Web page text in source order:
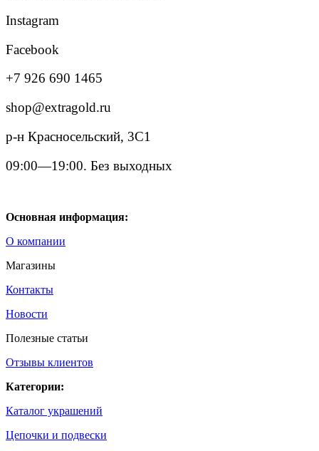
Instagram
Facebook
+7 926 690 1465
shop@extragold.ru
р-н Красносельский, 3С1
09:00—19:00. Без выходных
Основная информация:
О компании
Магазины
Контакты
Новости
Полезные статьи
Отзывы клиентов
Категории:
Каталог украшений
Цепочки и подвески